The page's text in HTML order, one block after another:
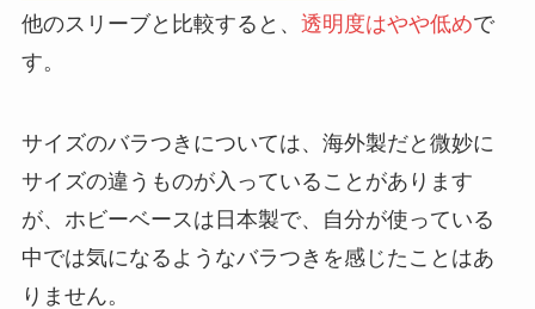
他のスリーブと比較すると、 透明度はやや低めで
す。
サイズのバラつきについては、海外製だと微妙に
サイズの違うものが入っていることがあります
が、ホビーベースは日本製で、自分が使っている
中では気になるようなバラつきを感じたことはあ
りません。